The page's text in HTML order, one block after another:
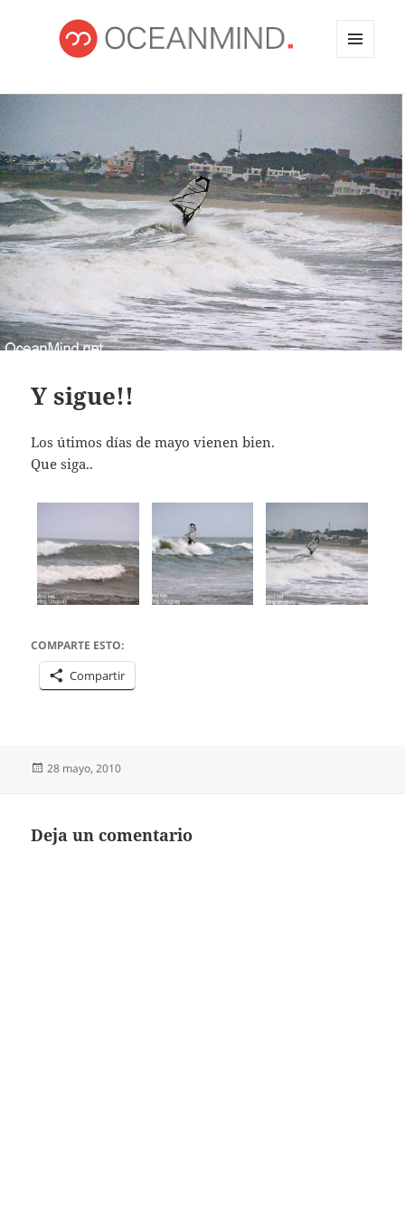
OCEANMIND
WIDGETS
Y sigue!!
Los útimos días de mayo vienen bien.
Que siga..
COMPARTE ESTO:
Compartir
Publicado
28 mayo, 2010
Deja un comentario